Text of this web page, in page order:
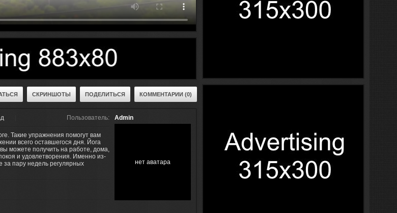
СКРИНШОТЫ ПОДЕЛИТЬСЯ КОММЕНТАРИИ (0)
Admin
нет аватара
Пользователь:
Такие упражнения помогут вам
всего оставшегося дня. Йога
можете получить на работе, дома,
и удовлетворения. Именно из-
за пару недель регулярных